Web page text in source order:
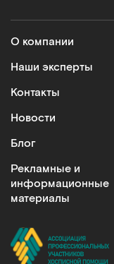
О компании
Наши эксперты
Контакты
Новости
Блог
Рекламные и
информационные
материалы